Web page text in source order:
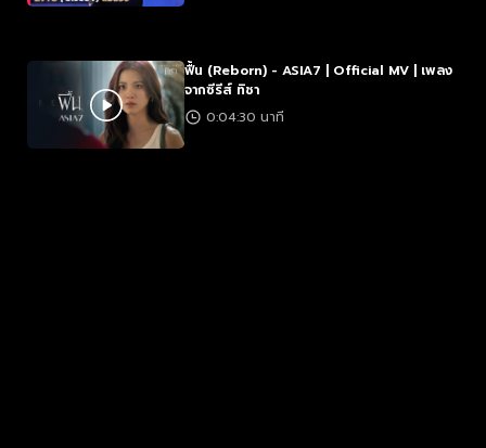
ฟื้น (Reborn) - ASIA7 | Official MV | เพลง
จากซีรีส์ ทิชา
0:04:30 นาที